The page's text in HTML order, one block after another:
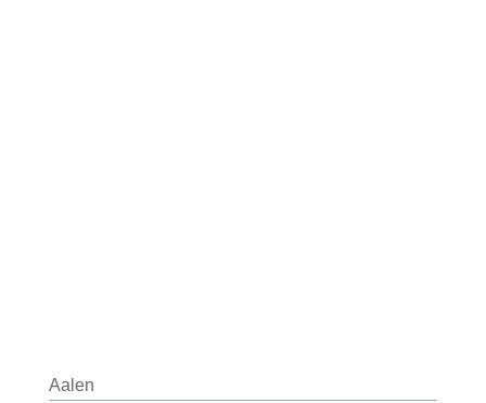
Aalen